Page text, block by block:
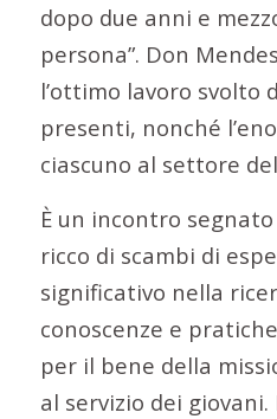
dopo due anni e
persona”. Don
l’ottimo lavoro svolto
presenti, nonché
ciascuno al settore
È un incontro
ricco di scambi di
significativo nella
conoscenze e
per il bene della
al servizio dei